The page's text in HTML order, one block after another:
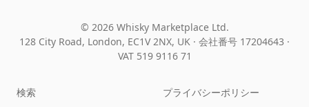
© 2026 Whisky Marketplace Ltd.
128 City Road, London, EC1V 2NX, UK · 会社番号 17204643 ·
VAT 519 9116 71
検索
プライバシーポリシー